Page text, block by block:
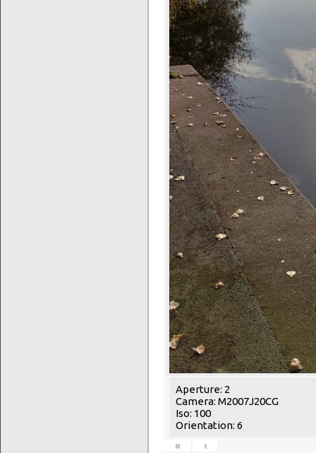
Aperture: 2
Camera: M2007J20CG
Iso: 100
Orientation: 6
«
‹